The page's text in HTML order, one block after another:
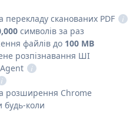
перекладу сканованих PDF
i
символів за раз
файлів до 100 MB
розпізнавання ШІ
i
i
розширення Chrome
будь-коли